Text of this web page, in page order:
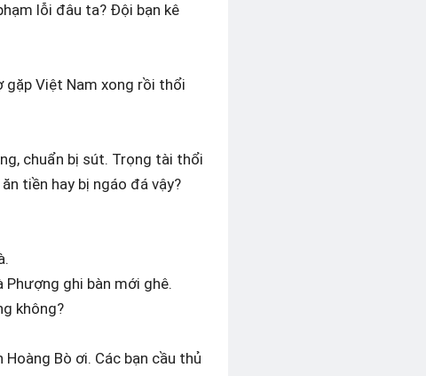
lỗi đâu ta? Đội bạn kê
gặp Việt Nam xong rồi thổi
chuẩn bị sút. Trọng tài thổi
tiền hay bị ngáo đá vậy?
Phượng ghi bàn mới ghê.
không?
Bò ơi. Các bạn cầu thủ